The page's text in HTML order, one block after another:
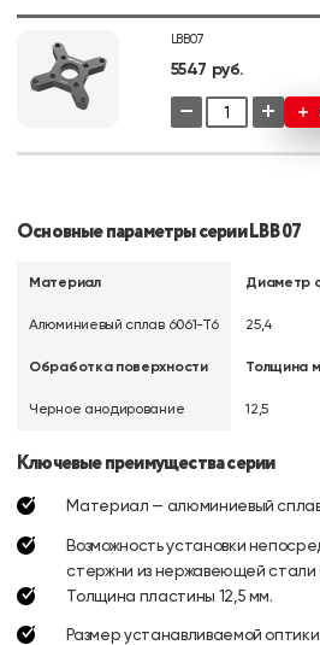
LBB07
5547 руб.
− +
Основные параметры серии LBB07
Материал
Алюминиевый сплав 6061-Т6
Обработка поверхности
Черное анодирование
Диаметр
25,4
Толщина
12,5
Ключевые преимущества серии
Материал — алюминиевый сплав
Возможность установки
стержни из нержавеющей стали
Толщина пластины 12,5 мм.
Размер устанавливаемой